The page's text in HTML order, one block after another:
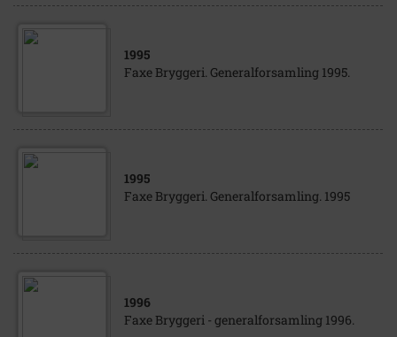
1995
Faxe Bryggeri. Generalforsamling 1995.
1995
Faxe Bryggeri. Generalforsamling. 1995
1996
Faxe Bryggeri - generalforsamling 1996.